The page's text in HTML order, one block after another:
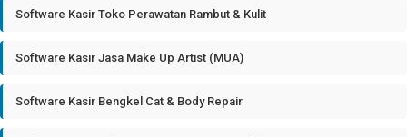
Software Kasir Toko Perawatan Rambut & Kulit
Software Kasir Jasa Make Up Artist (MUA)
Software Kasir Bengkel Cat & Body Repair